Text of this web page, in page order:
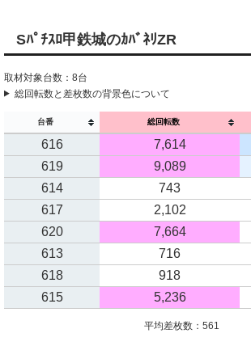
Sﾊﾟﾁｽﾛ甲鉄城のｶﾊﾞﾈﾘZR
取材対象台数：8台
総回転数と差枚数の背景色について
台番 総回転数
616 7,614
619
9,089
614
743
617
2,102
620
7,664
613
716
618
918
615
5,236
平均差枚数：561